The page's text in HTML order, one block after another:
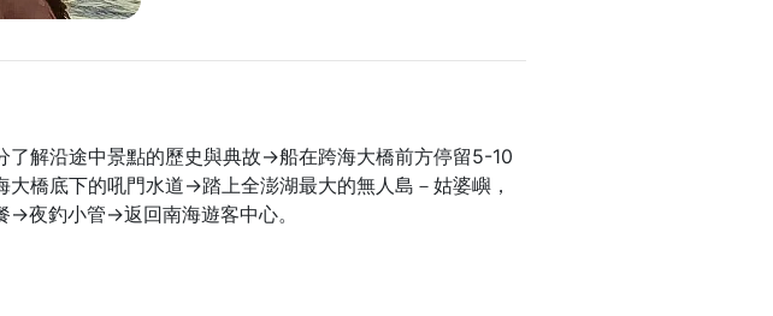
解沿途中景點的歷史與典故→船在跨海大橋前方停留5-10
橋底下的吼門水道→踏上全澎湖最大的無人島－姑婆嶼，
→夜釣小管→返回南海遊客中心。